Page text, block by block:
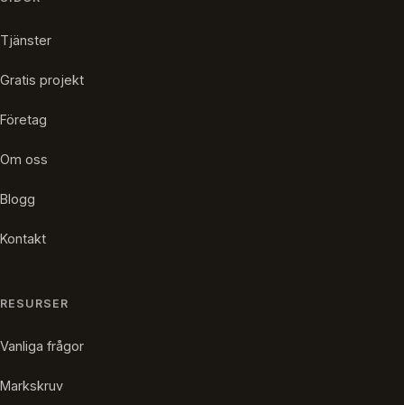
Tjänster
Gratis projekt
Företag
Om oss
Blogg
Kontakt
RESURSER
Vanliga frågor
Markskruv